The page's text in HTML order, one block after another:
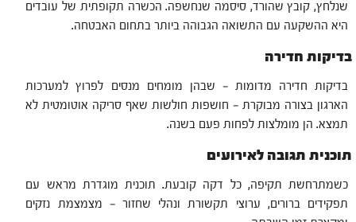
שנלחץ, קובץ שהורד, סיסמה שנחשפה. הכשרה תקופתית של עובדים
היא ההשקעה עם התשואה הגבוהה ביותר בתחום האבטחה.
בדיקות חדירה
בדיקות חדירה מדומות — שבהן מומחים מנסים לפרוץ למערכות
הארגון בצורה מבוקרת — חושפות חולשות שאף סריקה אוטומטית לא
תמצא. הן מומלצות לפחות פעם בשנה.
תוכנית תגובה לאירועים
כשמתרחשת תקיפה, כל דקה קובעת. תוכנית מוגדרת מראש עם
תפקידים ברורים, ערוצי תקשורת ונהלי שחזור — מצמצמת נזקים